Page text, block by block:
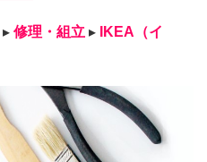
▸ 修理・組立 ▸
IKEA（イ